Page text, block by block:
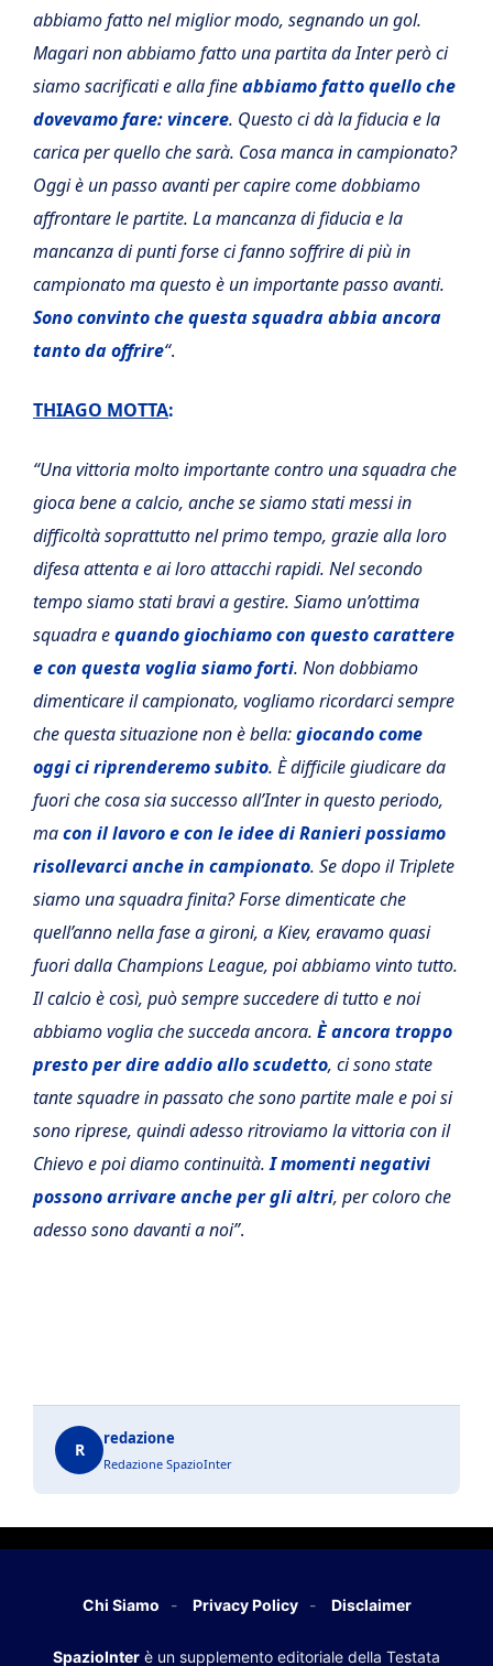
abbiamo fatto nel miglior modo, segnando un gol.
Magari non abbiamo fatto una partita da Inter però ci
siamo sacrificati e alla fineabbiamo fatto quello che
dovevamo fare: vincere. Questo ci dà la fiducia e la
carica per quello che sarà. Cosa manca in campionato?
Oggi è un passo avanti per capire come dobbiamo
affrontare le partite. La mancanza di fiducia e la
mancanza di punti forse ci fanno soffrire di più in
campionato ma questo è un importante passo avanti.
Sono convinto che questa squadra abbia ancora
tanto da offrire“.
THIAGO MOTTA:
“Una vittoria molto importante contro una squadra che
gioca bene a calcio, anche se siamo stati messi in
difficoltà soprattutto nel primo tempo, grazie alla loro
difesa attenta e ai loro attacchi rapidi. Nel secondo
tempo siamo stati bravi a gestire. Siamo un’ottima
squadra equando giochiamo con questo carattere
e con questa voglia siamo forti. Non dobbiamo
dimenticare il campionato, vogliamo ricordarci sempre
che questa situazione non è bella:giocando come
oggi ci riprenderemo subito. È difficile giudicare da
fuori che cosa sia successo all’Inter in questo periodo,
macon il lavoro e con le idee di Ranieri possiamo
risollevarci anche in campionato. Se dopo il Triplete
siamo una squadra finita? Forse dimenticate che
quell’anno nella fase a gironi, a Kiev, eravamo quasi
fuori dalla Champions League, poi abbiamo vinto tutto.
Il calcio è così, può sempre succedere di tutto e noi
abbiamo voglia che succeda ancora. È ancora troppo
presto per dire addio allo scudetto, ci sono state
tante squadre in passato che sono partite male e poi si
sono riprese, quindi adesso ritroviamo la vittoria con il
Chievo e poi diamo continuità.I momenti negativi
possono arrivare anche per gli altri, per coloro che
adesso sono davanti a noi”.
R
redazione
Redazione SpazioInter
Chi Siamo Privacy Policy Disclaimer
SpazioInter è un supplemento editoriale della Testata